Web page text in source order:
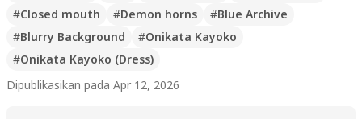
#Closed mouth #Demon horns #Blue Archive
#Blurry Background #Onikata Kayoko
#Onikata Kayoko (Dress)
Dipublikasikan pada Apr 12, 2026